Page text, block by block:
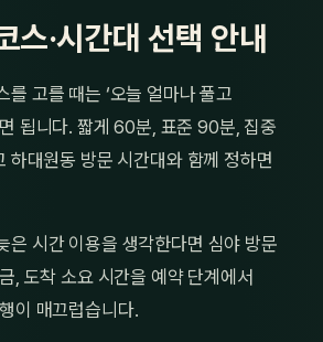
스·시간대 선택 안내
를 고를 때는 ‘오늘 얼마나 풀고
됩니다. 짧게 60분, 표준 90분, 집중
하대원동 방문 시간대와 함께 정하면
은 시간 이용을 생각한다면 심야 방문
, 도착 소요 시간을 예약 단계에서
이 매끄럽습니다.